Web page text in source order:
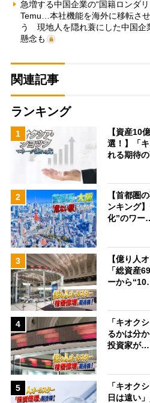
急増する中国企業の“国籍ロンダ
Temu…本社機能を海外に移転さ
う 現地人を隠れ蓑にした中国企
懸念も
関連記事
ランキング
1
【資産10
選！】「
れる期待
2
【首都圏
ンキング
化”のワー
3
【億り人
「総資産
ーから
4
「キオク
るかは分
投資家が…
5
「キオク
日は遠い